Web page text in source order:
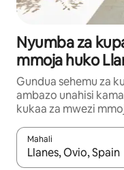
Nyumba za
mmoja huko
Gundua sehemu za
ambazo unahisi
kukaa za mwezi
Mahali
Wakati matokeo